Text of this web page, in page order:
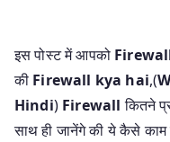
इस पोस्ट में आपको
की Firewall kya hai,(
Hindi) Firewall कितने
साथ ही जानेंगे की ये कैसे काम